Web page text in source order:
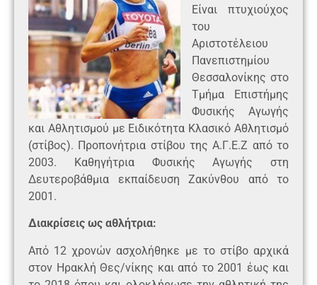
Είναι πτυχιούχος
του
Αριστοτέλειου
Πανεπιστημίου
Θεσσαλονίκης στο
Τμήμα Επιστήμης
Φυσικής Αγωγής
και Αθλητισμού με Ειδικότητα Κλασικό Αθλητισμό
(στίβος). Προπονήτρια στίβου της Α.Γ.Ε.Ζ από το
2003. Καθηγήτρια Φυσικής Αγωγής στη
Δευτεροβάθμια εκπαίδευση Ζακύνθου από το
2001.
Διακρίσεις ως αθλήτρια:
Από 12 χρονών ασχολήθηκε με το στίβο αρχικά
στον Ηρακλή Θες/νίκης και από το 2001 έως και